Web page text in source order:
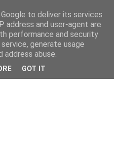
to deliver its services
address and user-agent are
performance and security
generate usage
abuse.
GOT IT